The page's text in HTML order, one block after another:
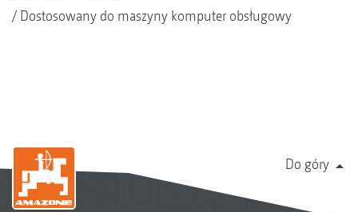
Dostosowany do maszyny komputer obsługowy
Do góry